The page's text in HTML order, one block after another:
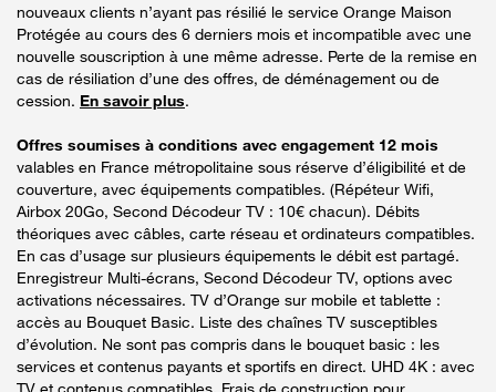
nouveaux clients n’ayant pas résilié le service Orange Maison
Protégée au cours des 6 derniers mois et incompatible avec une
nouvelle souscription à une même adresse. Perte de la remise en
cas de résiliation d’une des offres, de déménagement ou de
cession. En savoir plus.
Offres soumises à conditions avec engagement 12 mois
valables en France métropolitaine sous réserve d’éligibilité et de
couverture, avec équipements compatibles. (Répéteur Wifi,
Airbox 20Go, Second Décodeur TV : 10€ chacun). Débits
théoriques avec câbles, carte réseau et ordinateurs compatibles.
En cas d’usage sur plusieurs équipements le débit est partagé.
Enregistreur Multi-écrans, Second Décodeur TV, options avec
activations nécessaires. TV d’Orange sur mobile et tablette :
accès au Bouquet Basic. Liste des chaînes TV susceptibles
d’évolution. Ne sont pas compris dans le bouquet basic : les
services et contenus payants et sportifs en direct. UHD 4K : avec
TV et contenus compatibles. Frais de construction pour